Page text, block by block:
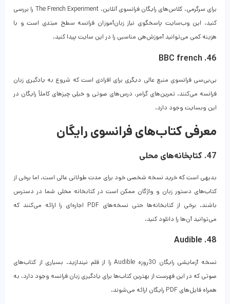
برای سرگرمی، کلاس‌های رایگان فرانسوی آنلاین، The French Experiment را بررسی
کنید. این وب‌سایت پاسخگوی نیاز زبان‌آموزان فرانسه سطح مبتدی است و با
هزینه کمی می‌توانید آموزش‌هی مناسبی را در این سایت پیدا کنید.
46. BBC french
بی‌بی‌سی فرانسوی منبع عالی دیگری برای افرادی است که شروع به یادگیری زبان
فرانسه می‌کنند. تمرین‌های گرامر، درس‌های صوتی و خیلی چیزهای کاملاً رایگان در
این وبسایت وجود دارد.
معرفی کتاب‌های فرانسوی رایگان
47. کتابخانه‌های محلی
بدیهی است که خرید نسخه شخصی خود برای مدت طولانی عالی است، اما برخی از
کتاب‌های دستور زبان و واژگان ممکن است در کتابخانه محلی شما در دسترس
باشند. برخی از کتابخانه‌ها حتی نسخه‌های PDF اجاره‌ای را ارائه می‌کنند که
می‌توانید آن‌ها را دانلود کنید.
48. Audible
نسخه آزمایشی رایگان 30روزه Audible را از قلم نیندازید. بسیاری از کتاب‌های
صوتی که در این فهرست از بهترین کتاب‌ها برای یادگیری زبان فرانسه وجود دارد، به
همراه فایل‌های PDF رایگان ارائه می‌شوند.